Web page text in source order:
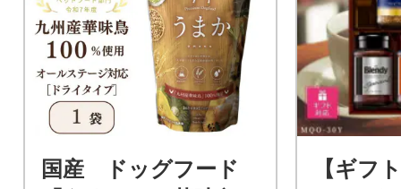
国産 ドッグフード
【ギフ